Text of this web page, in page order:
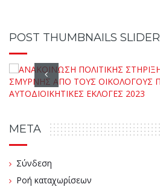
POST THUMBNAILS SLIDER
META
Σύνδεση
Ροή καταχωρίσεων